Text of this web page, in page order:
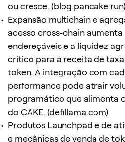
ou cresce. (blog.pancake.run)
Expansão multichain e
acesso cross-chain
endereçáveis e a liquidez
crítico para a receita de
token. A integração com
performance pode atrair
programático que alimenta
do CAKE. (defillama.com)
Produtos Launchpad e de
e mecânicas de venda de